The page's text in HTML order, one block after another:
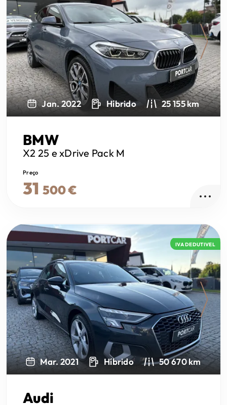
Next
Jan. 2022 Híbrido 25 155 km
BMW
X2 25 e xDrive Pack M
Preço
31 500 €
IVA DEDUTIVEL
Next
Mar. 2021 Híbrido 50 670 km
Audi